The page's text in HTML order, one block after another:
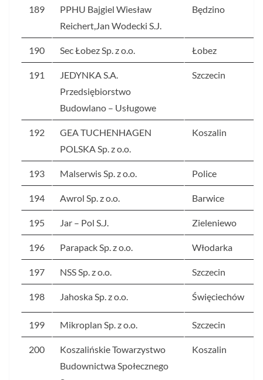
189
PPHU Bajgiel Wiesław
Reichert,Jan Wodecki S.J.
Będzino
190 Sec Łobez Sp. z o.o. Łobez
191
JEDYNKA S.A.
Przedsiębiorstwo
Budowlano – Usługowe
Szczecin
192
GEA TUCHENHAGEN
POLSKA Sp. z o.o.
Koszalin
193 Malserwis Sp. z o.o. Police
194 Awrol Sp. z o.o. Barwice
195 Jar – Pol S.J. Zieleniewo
196 Parapack Sp. z o.o. Włodarka
197 NSS Sp. z o.o. Szczecin
198 Jahoska Sp. z o.o. Święciechów
199 Mikroplan Sp. z o.o. Szczecin
200
Koszalińskie Towarzystwo
Budownictwa Społecznego
Koszalin